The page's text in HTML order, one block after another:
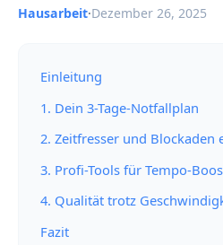
Hausarbeit·Dezember 26, 2025
Einleitung
1. Dein 3-Tage-Notfallplan
2. Zeitfresser und Blockaden
3. Profi-Tools für Tempo-
4. Qualität trotz
Fazit